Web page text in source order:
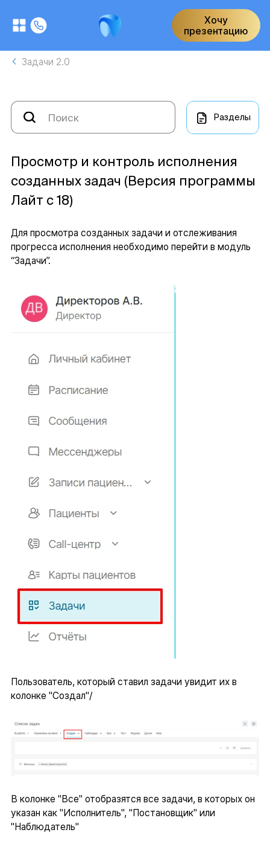
Хочу
презентацию
Задачи 2.0
Разделы
Просмотр и контроль исполнения
созданных задач (Версия программы
Лайт с 18)
Для просмотра созданных задачи и отслеживания
прогресса исполнения необходимо перейти в модуль
“Задачи”.
Пользователь, который ставил задачи увидит их в
колонке "Создал"/
В колонке "Все" отобразятся все задачи, в которых он
указан как "Исполнитель", "Постановщик" или
"Наблюдатель"